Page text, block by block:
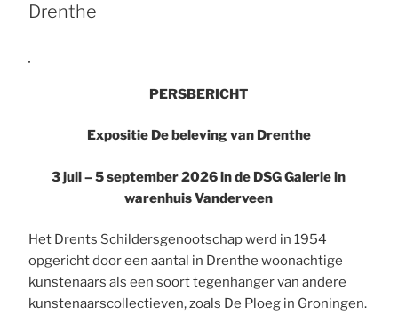
Drenthe
PERSBERICHT
Expositie De beleving van Drenthe
3 juli – 5 september 2026 in de DSG Galerie in
warenhuis Vanderveen
Het Drents Schildersgenootschap werd in 1954
opgericht door een aantal in Drenthe woonachtige
kunstenaars als een soort tegenhanger van andere
kunstenaarscollectieven, zoals De Ploeg in Groningen.